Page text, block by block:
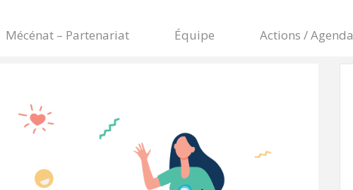
Mécénat – Partenariat Équipe Actions / Agenda